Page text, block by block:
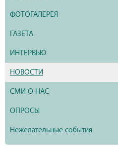
ФОТОГАЛЕРЕЯ
ГАЗЕТА
ИНТЕРВЬЮ
НОВОСТИ
СМИ О НАС
ОПРОСЫ
Нежелательные события